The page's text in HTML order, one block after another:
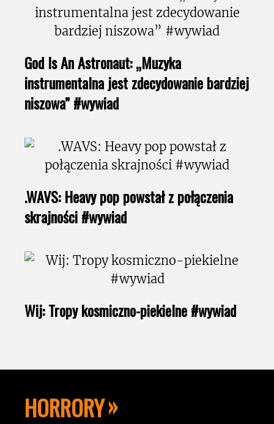
God Is An Astronaut: „Muzyka
instrumentalna jest zdecydowanie bardziej
niszowa” #wywiad
.WAVS: Heavy pop powstał z połączenia
skrajności #wywiad
Wij: Tropy kosmiczno-piekielne #wywiad
HORRORY